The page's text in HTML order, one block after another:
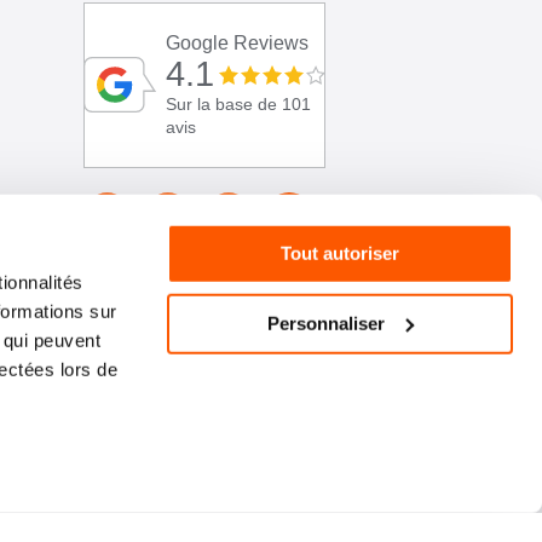
sur
peuvent
lors de
Tout autoriser
Personnaliser
Google Reviews
4.1
Sur la base de 101
avis